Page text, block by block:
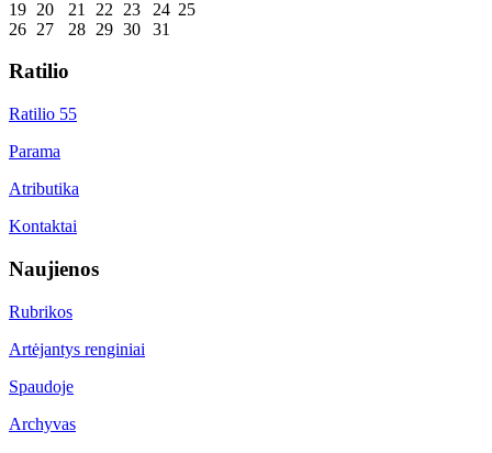
19 20 21 22 23 24 25
26 27 28 29 30 31
Ratilio
Ratilio 55
Parama
Atributika
Kontaktai
Naujienos
Rubrikos
Artėjantys renginiai
Spaudoje
Archyvas